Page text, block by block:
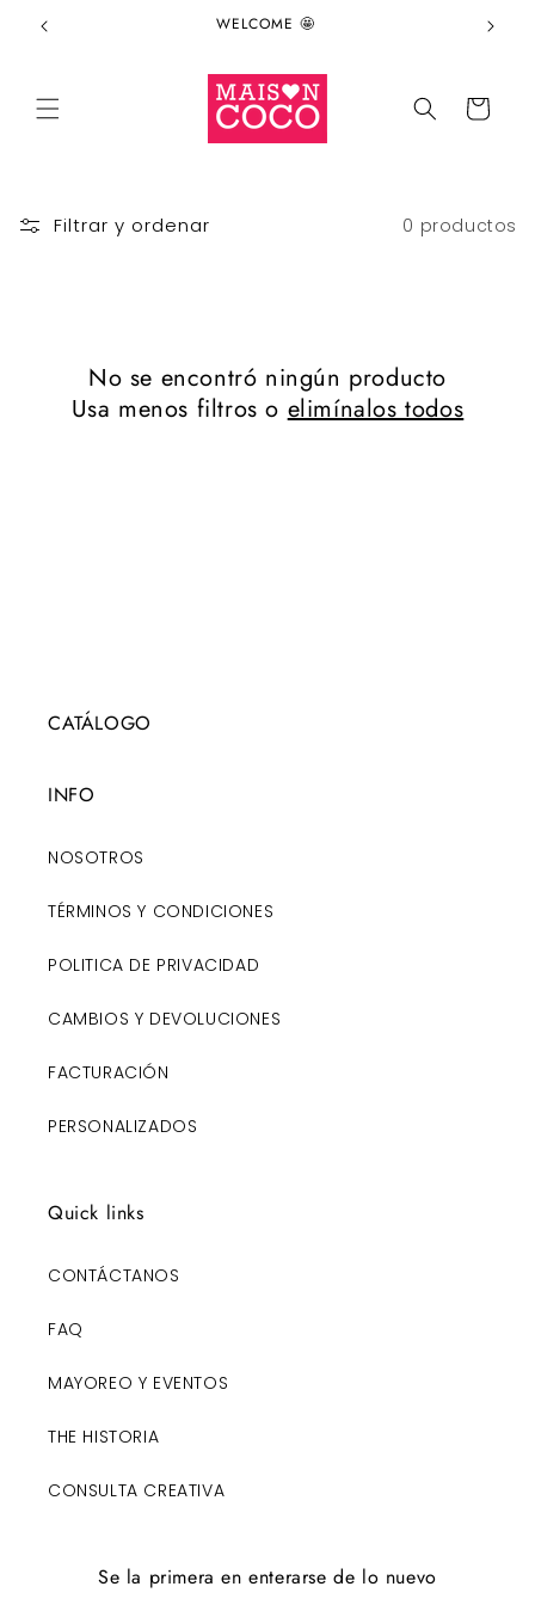
directamente
WELCOME 🤩
Carrito
Filtrar y ordenar 0 productos
No se encontró ningún producto
Usa menos filtros oelimínalos todos
CATÁLOGO
INFO
NOSOTROS
TÉRMINOS Y CONDICIONES
POLITICA DE PRIVACIDAD
CAMBIOS Y DEVOLUCIONES
FACTURACIÓN
PERSONALIZADOS
Quick links
CONTÁCTANOS
FAQ
MAYOREO Y EVENTOS
THE HISTORIA
CONSULTA CREATIVA
Se la primera en enterarse de lo nuevo